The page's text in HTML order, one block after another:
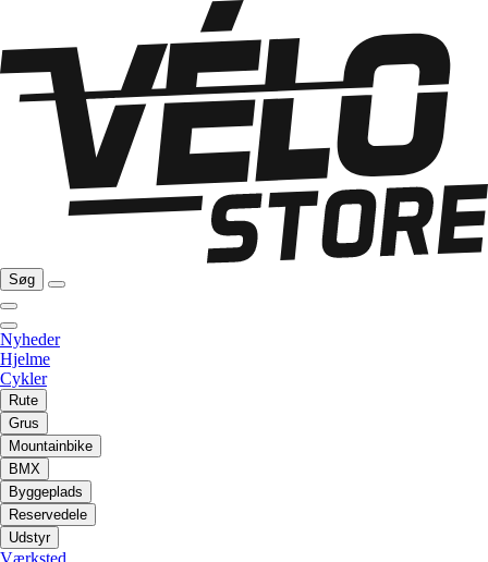
Søg
Nyheder
Hjelme
Cykler
Rute
Grus
Mountainbike
BMX
Byggeplads
Reservedele
Udstyr